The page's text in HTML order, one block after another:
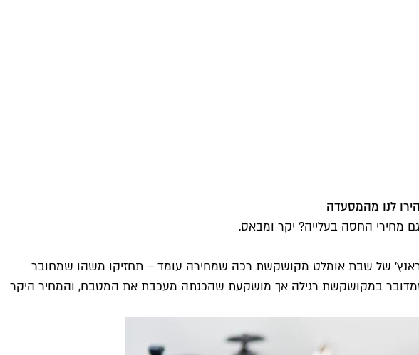
מחירי החסה בעלייה? יקר ומבאס.
של שבת אומלט מקושקשת רכה שמחירה עומד – תחזיקו משהו שמחובר
שמדובר במקושקשת רגילה אך מושקעת שהכנתה מעכבת את המטבח, והמחיר היקר